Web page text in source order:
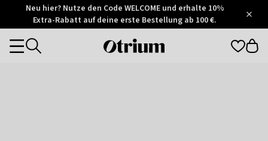
Otrium
Trustpilot
Neu hier? Nutze den Code WELCOME und erhalte 10%
Extra-Rabatt auf deine erste Bestellung ab 100 €.
Otrium
Categories